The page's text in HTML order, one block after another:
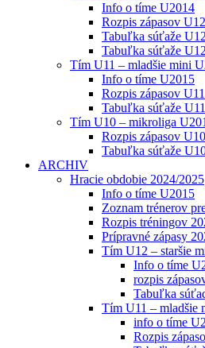
Info o tíme U2014
Rozpis zápasov U12
Tabuľka súťaže
Tabuľka súťaže U12
Tím U11 – mladšie mini
Info o tíme U2015
Rozpis zápasov U11
Tabuľka súťaže U11
Tím U10 – mikroliga
Rozpis zápasov U10
Tabuľka súťaže
ARCHIV
Hracie obdobie 2024/2025
Info o tíme U2015
Zoznam trénerov
Rozpis tréningov
Prípravné zápasy
Tím U12 – staršie
Info o tíme
rozpis
Tabuľka
Tím U11 – mladšie
info o tíme
Rozpis